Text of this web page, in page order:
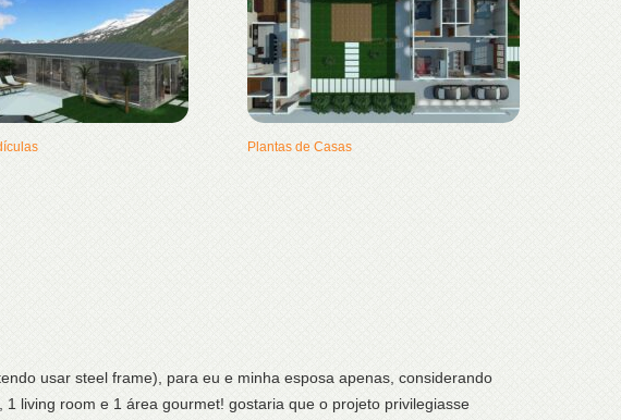
Plantas de Casas
usar steel frame), para eu e minha esposa apenas, considerando
living room e 1 área gourmet! gostaria que o projeto privilegiasse